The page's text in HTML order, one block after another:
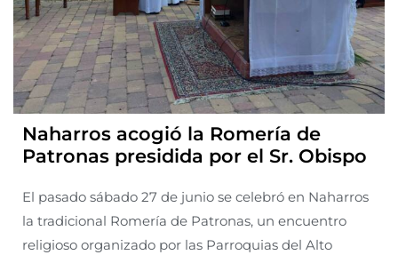
Naharros acogió la Romería de
Patronas presidida por el Sr. Obispo
El pasado sábado 27 de junio se celebró en Naharros
la tradicional Romería de Patronas, un encuentro
religioso organizado por las Parroquias del Alto